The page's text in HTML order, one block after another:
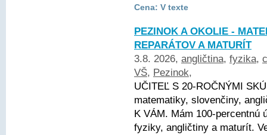
Cena: V texte
PEZINOK A OKOLIE -
REPARÁTOV A MATURÍT
3.8. 2026, angličtina, fyzika,
VŠ, Pezinok,
UČITEĽ S 20-ROČNÝMI
matematiky, slovenčiny,
K VÁM. Mám 100-percentnú
fyziky, angličtiny a maturít.